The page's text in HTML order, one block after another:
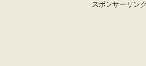
スポンサーリン